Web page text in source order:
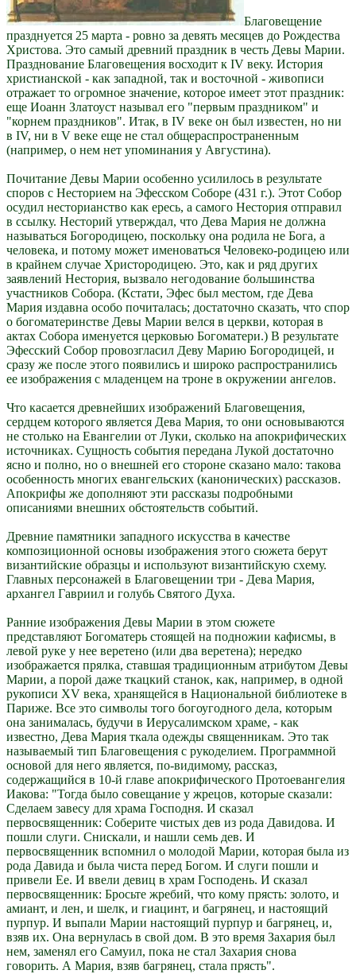
Благовещение
празднуется 25 марта - ровно за девять месяцев до Рождества
Христова. Это самый древний праздник в честь Девы Марии.
Празднование Благовещения восходит к IV веку. История
христианской - как западной, так и восточной - живописи
отражает то огромное значение, которое имеет этот праздник:
еще Иоанн Златоуст называл его "первым праздником" и
"корнем праздников". Итак, в IV веке он был известен, но ни
в IV, ни в V веке еще не стал общераспространенным
(например, о нем нет упоминания у Августина).
Почитание Девы Марии особенно усилилось в результате
споров с Несторием на Эфесском Соборе (431 г.). Этот Собор
осудил несторианство как ересь, а самого Нестория отправил
в ссылку. Несторий утверждал, что Дева Мария не должна
называться Богородицею, поскольку она родила не Бога, а
человека, и потому может именоваться Человеко-родицею или
в крайнем случае Христородицею. Это, как и ряд других
заявлений Нестория, вызвало негодование большинства
участников Собора. (Кстати, Эфес был местом, где Дева
Мария издавна особо почиталась; достаточно сказать, что спор
о богоматеринстве Девы Марии велся в церкви, которая в
актах Собора именуется церковью Богоматери.) В результате
Эфесский Собор провозгласил Деву Марию Богородицей, и
сразу же после этого появились и широко распространились
ее изображения с младенцем на троне в окружении ангелов.
Что касается древнейших изображений Благовещения,
сердцем которого является Дева Мария, то они основываются
не столько на Евангелии от Луки, сколько на апокрифических
источниках. Сущность события передана Лукой достаточно
ясно и полно, но о внешней его стороне сказано мало: такова
особенность многих евангельских (канонических) рассказов.
Апокрифы же дополняют эти рассказы подробными
описаниями внешних обстоятельств событий.
Древние памятники западного искусства в качестве
композиционной основы изображения этого сюжета берут
византийские образцы и используют византийскую схему.
Главных персонажей в Благовещении три - Дева Мария,
архангел Гавриил и голубь Святого Духа.
Ранние изображения Девы Марии в этом сюжете
представляют Богоматерь стоящей на подножии кафисмы, в
левой руке у нее веретено (или два веретена); нередко
изображается прялка, ставшая традиционным атрибутом Девы
Марии, а порой даже ткацкий станок, как, например, в одной
рукописи XV века, хранящейся в Национальной библиотеке в
Париже. Все это символы того богоугодного дела, которым
она занималась, будучи в Иерусалимском храме, - как
известно, Дева Мария ткала одежды священникам. Это так
называемый тип Благовещения с рукоделием. Программной
основой для него является, по-видимому, рассказ,
содержащийся в 10-й главе апокрифического Протоевангелия
Иакова: "Тогда было совещание у жрецов, которые сказали:
Сделаем завесу для храма Господня. И сказал
первосвященник: Соберите чистых дев из рода Давидова. И
пошли слуги. Снискали, и нашли семь дев. И
первосвященник вспомнил о молодой Марии, которая была из
рода Давида и была чиста перед Богом. И слуги пошли и
привели Ее. И ввели девиц в храм Господень. И сказал
первосвященник: Бросьте жребий, что кому прясть: золото, и
амиант, и лен, и шелк, и гиацинт, и багрянец, и настоящий
пурпур. И выпали Марии настоящий пурпур и багрянец, и,
взяв их. Она вернулась в свой дом. В это время Захария был
нем, заменял его Самуил, пока не стал Захария снова
говорить. А Мария, взяв багрянец, стала прясть".